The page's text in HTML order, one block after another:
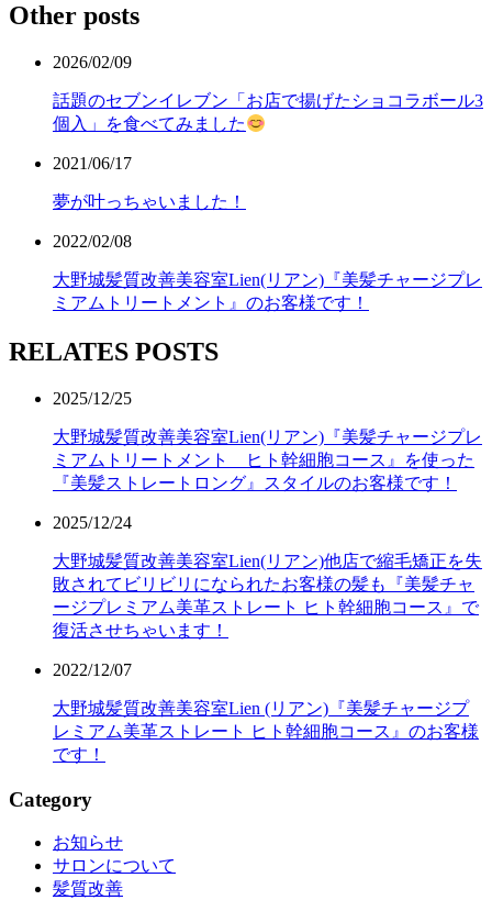
Other posts
2026/02/09
話題のセブンイレブン「お店で揚げたショコラボール3
個入」を食べてみました
2021/06/17
夢が叶っちゃいました！
2022/02/08
大野城髪質改善美容室Lien(リアン)『美髪チャージプレ
ミアムトリートメント』のお客様です！
RELATES POSTS
2025/12/25
大野城髪質改善美容室Lien(リアン)『美髪チャージプレ
ミアムトリートメント ヒト幹細胞コース』を使った
『美髪ストレートロング』スタイルのお客様です！
2025/12/24
大野城髪質改善美容室Lien(リアン)他店で縮毛矯正を失
敗されてビリビリになられたお客様の髪も『美髪チャ
ージプレミアム美革ストレート ヒト幹細胞コース』で
復活させちゃいます！
2022/12/07
大野城髪質改善美容室Lien (リアン)『美髪チャージプ
レミアム美革ストレート ヒト幹細胞コース』のお客様
です！
Category
お知らせ
サロンについて
髪質改善